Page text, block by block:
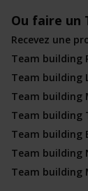
Ou faire un
Recevez une
Team building
Team building
Team building
Team building
Team building
Team building
Team building